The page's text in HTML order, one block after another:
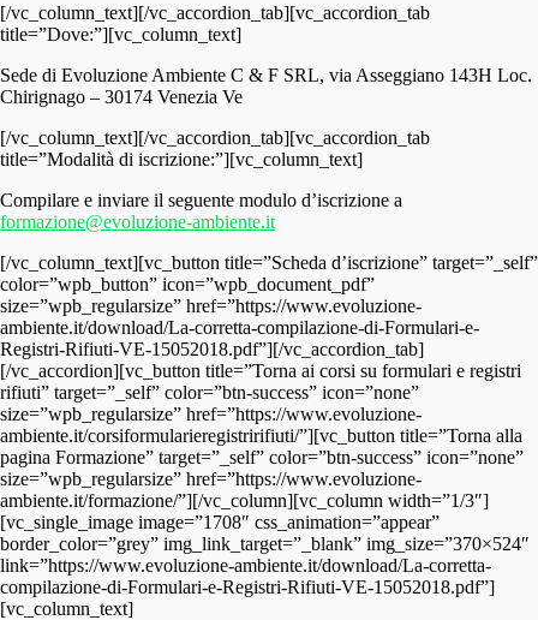
[/vc_column_text][/vc_accordion_tab][vc_accordion_tab
title=”Dove:”][vc_column_text]
Sede di Evoluzione Ambiente C & F SRL, via Asseggiano 143H Loc.
Chirignago – 30174 Venezia Ve
[/vc_column_text][/vc_accordion_tab][vc_accordion_tab
title=”Modalità di iscrizione:”][vc_column_text]
Compilare e inviare il seguente modulo d’iscrizione a
formazione@evoluzione-ambiente.it
[/vc_column_text][vc_button title=”Scheda d’iscrizione” target=”_self”
color=”wpb_button” icon=”wpb_document_pdf”
size=”wpb_regularsize” href=”https://www.evoluzione-
ambiente.it/download/La-corretta-compilazione-di-Formulari-e-
Registri-Rifiuti-VE-15052018.pdf”][/vc_accordion_tab]
[/vc_accordion][vc_button title=”Torna ai corsi su formulari e registri
rifiuti” target=”_self” color=”btn-success” icon=”none”
size=”wpb_regularsize” href=”https://www.evoluzione-
ambiente.it/corsiformularieregistririfiuti/”][vc_button title=”Torna alla
pagina Formazione” target=”_self” color=”btn-success” icon=”none”
size=”wpb_regularsize” href=”https://www.evoluzione-
ambiente.it/formazione/”][/vc_column][vc_column width=”1/3″]
[vc_single_image image=”1708″ css_animation=”appear”
border_color=”grey” img_link_target=”_blank” img_size=”370×524″
link=”https://www.evoluzione-ambiente.it/download/La-corretta-
compilazione-di-Formulari-e-Registri-Rifiuti-VE-15052018.pdf”]
[vc_column_text]